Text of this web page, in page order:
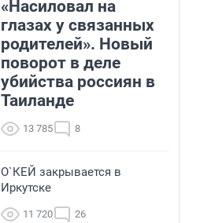
«Насиловал на
глазах у связанных
родителей». Новый
поворот в деле
убийства россиян в
Таиланде
13 785 8
О`КЕЙ закрывается в
Иркутске
11 720 26